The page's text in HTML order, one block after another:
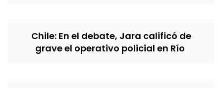
Chile: En el debate, Jara calificó de
grave el operativo policial en Río